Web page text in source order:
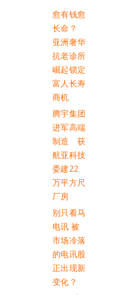
愈有钱愈
长命？
亚洲奢华
抗老诊所
崛起锁定
富人长寿
商机
腾宇集团
进军高端
制造 获
航亚科技
委建22
万平方尺
厂房
别只看马
电讯 被
市场冷落
的电讯股
正出现新
变化？